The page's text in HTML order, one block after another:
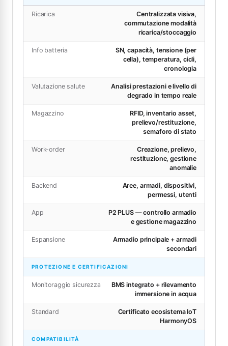
Ricarica
Centralizzata visiva,
commutazione modalità
ricarica/stoccaggio
Info batteria
SN, capacità, tensione (per
cella), temperatura, cicli,
cronologia
Valutazione salute
Analisi prestazioni e livello di
degrado in tempo reale
Magazzino
RFID, inventario asset,
prelievo/restituzione,
semaforo di stato
Work-order
Creazione, prelievo,
restituzione, gestione
anomalie
Backend
Aree, armadi, dispositivi,
permessi, utenti
App
P2 PLUS — controllo armadio
e gestione magazzino
Espansione
Armadio principale + armadi
secondari
PROTEZIONE E CERTIFICAZIONI
Monitoraggio sicurezza
BMS integrato + rilevamento
immersione in acqua
Standard
Certificato ecosistema IoT
HarmonyOS
COMPATIBILITÀ